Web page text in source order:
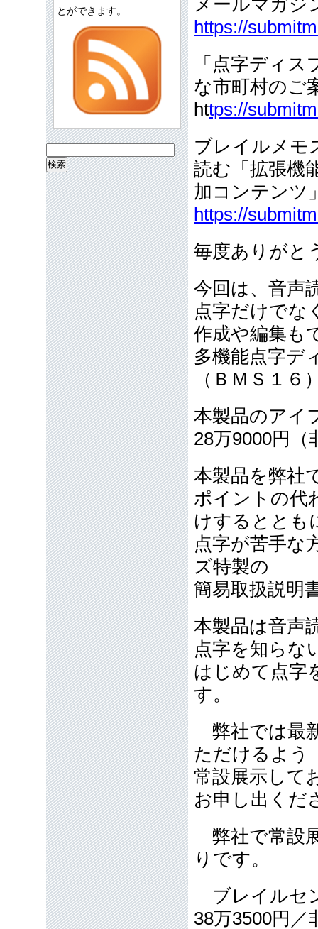
メールマガジ
https://
「点字ディ
な市町村のご
https://
ブレイルメモ
読む「拡張機
加コンテンツ
https://
毎度ありがと
今回は、音声
点字だけでな
作成や編集も
多機能点字デ
（ＢＭＳ１６
本製品のアイ
28万9000円（
本製品を弊社
ポイントの代
けするととも
点字が苦手な
ズ特製の
簡易取扱説明
本製品は音声
点字を知らな
はじめて点字
す。
弊社では最
ただけるよう
常設展示して
お申し出くだ
弊社で常設
りです。
ブレイルセ
38万3500円
とができます。
索: